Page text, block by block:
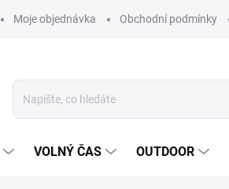
Moje objednávka Obchodní podmínky
VOLNÝ ČAS OUTDOOR